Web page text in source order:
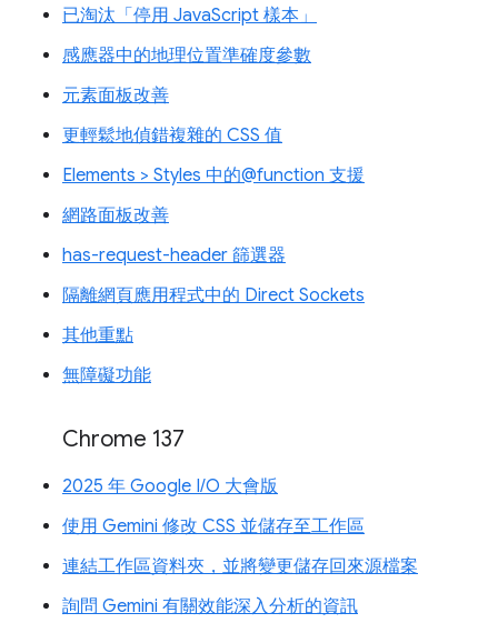
已淘汰「停用 JavaScript 樣本」
感應器中的地理位置準確度參數
元素面板改善
更輕鬆地偵錯複雜的 CSS 值
Elements > Styles 中的@function 支援
網路面板改善
has-request-header 篩選器
隔離網頁應用程式中的 Direct Sockets
其他重點
無障礙功能
Chrome 137
2025 年 Google I/O 大會版
使用 Gemini 修改 CSS 並儲存至工作區
連結工作區資料夾，並將變更儲存回來源檔案
詢問 Gemini 有關效能深入分析的資訊